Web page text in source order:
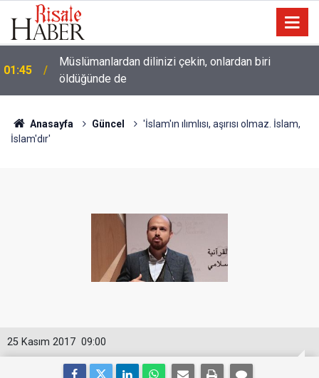
01:45
Müslümanlardan dilinizi çekin, onlardan biri
öldüğünde de
Anasayfa Güncel
'İslam'ın ılımlısı, aşırısı olmaz. İslam,
İslam'dır'
09:00
25 Kasım 2017